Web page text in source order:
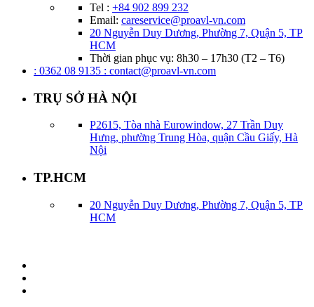
Tel : +84 902 899 232
Email: careservice@proavl-vn.com
20 Nguyễn Duy Dương, Phường 7, Quận 5, TP
HCM
Thời gian phục vụ: 8h30 – 17h30 (T2 – T6)
: 0362 08 9135 : contact@proavl-vn.com
TRỤ SỞ HÀ NỘI
P2615, Tòa nhà Eurowindow, 27 Trần Duy
Hưng, phường Trung Hòa, quận Cầu Giấy, Hà
Nội
TP.HCM
20 Nguyễn Duy Dương, Phường 7, Quận 5, TP
HCM